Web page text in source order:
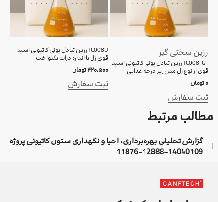
رزین سختی گیر
TC008FGF رزین تبادل یونی کاتیونی اسید
قوی از نوع ژل مش ریز درجه غذایی
۰تومان
ثبت سفارش
TC008U رزین تبادل یونی کاتیونی اسید
قوی ژل با اندازه ذرات یکنواخت
۴۲۰,۵۰۰تومان
ثبت سفارش
مطالب مرتبط
گزارش تحلیلی بهره‌برداری، احیا و نگهداری ستون کاتیونی پروژه
14040109-12888-11876